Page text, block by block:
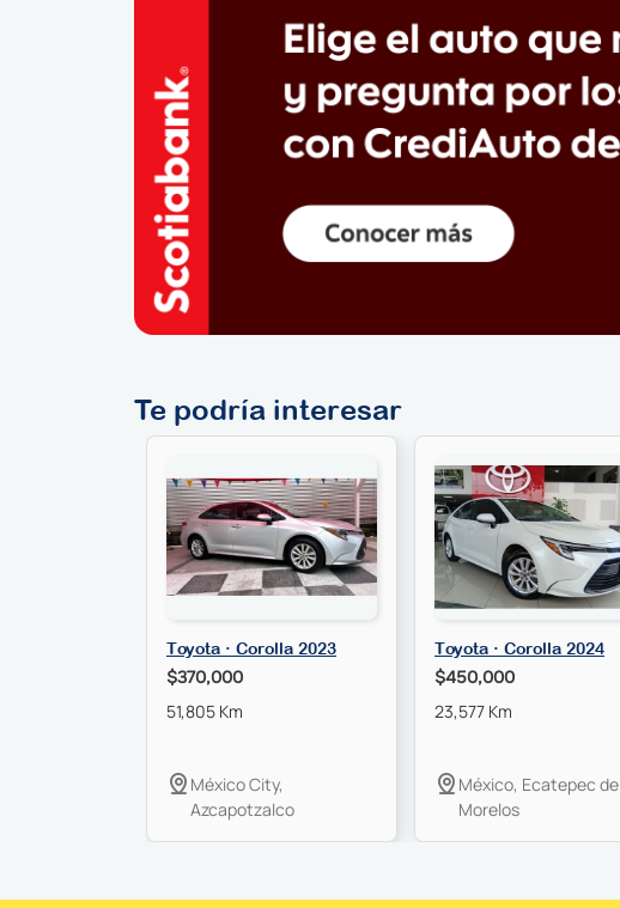
Te podría interesar
Toyota · Corolla 2023
$370,000
51,805 Km
México City,
Azcapotzalco
Toyota · Corolla 2024
$450,000
23,577 Km
México, Ecatepec de
Morelos